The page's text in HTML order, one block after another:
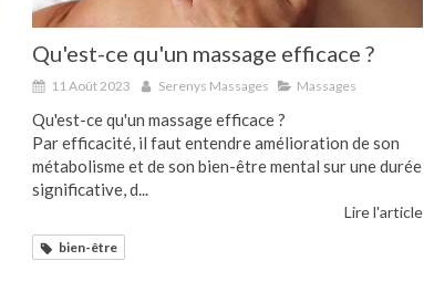
Qu'est-ce qu'un massage efficace ?
11 Août 2023 Serenys Massages Massages
Qu'est-ce qu'un massage efficace ?
Par efficacité, il faut entendre amélioration de son
métabolisme et de son bien-être mental sur une durée
significative, d...
Lire l'article
bien-être